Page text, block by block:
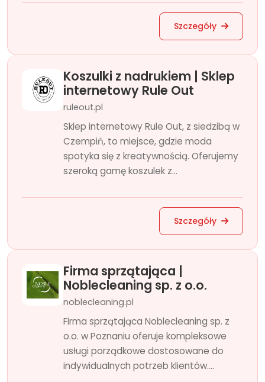
Szczegóły
Koszulki z nadrukiem | Sklep
internetowy Rule Out
ruleout.pl
Sklep internetowy Rule Out, z siedzibą w
Czempiń, to miejsce, gdzie moda
spotyka się z kreatywnością. Oferujemy
szeroką gamę koszulek z...
Szczegóły
Firma sprzątająca |
Noblecleaning sp. z o.o.
noblecleaning.pl
Firma sprzątająca Noblecleaning sp. z
o.o. w Poznaniu oferuje kompleksowe
usługi porządkowe dostosowane do
indywidualnych potrzeb klientów....